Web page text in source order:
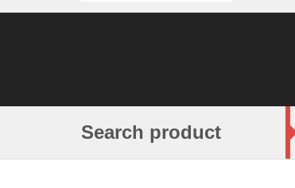
Search product